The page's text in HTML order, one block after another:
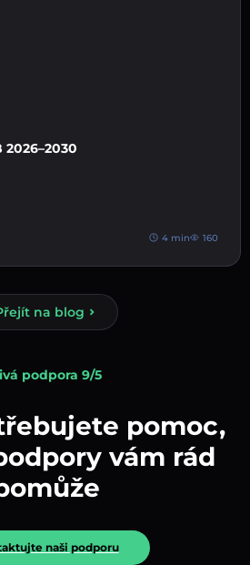
4 min 160
na blog
podpora 9/5
pomoc,
vám rád
naši podporu